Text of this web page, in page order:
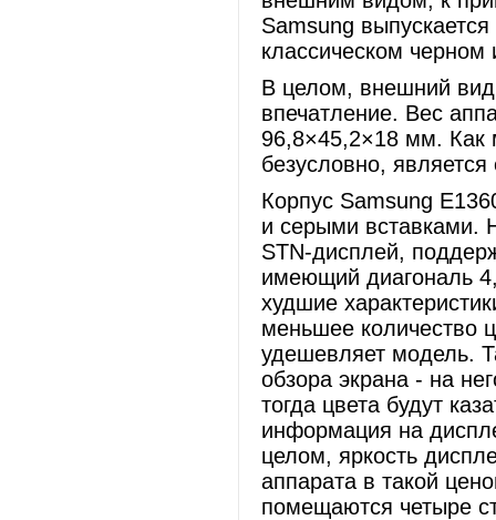
Samsung
классическом
В целом, внешний вид
впечатление. Вес
96,8×45,2×18 мм. Как
безусловно,
Корпус Samsung
и серыми вставками.
STN-дисплей,
имеющий диагональ
худшие
меньшее количество
удешевляет модель.
обзора экрана - на
тогда цвета будут
информация на
целом, яркость
аппарата в такой
помещаются четыре